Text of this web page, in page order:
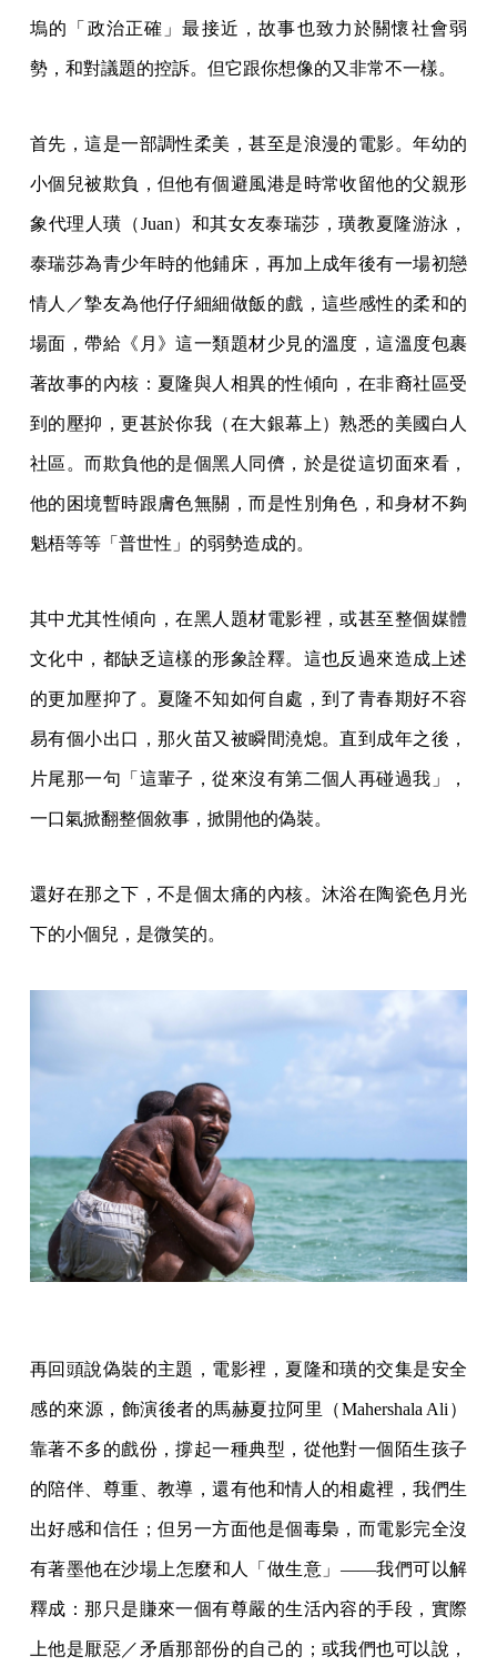
塢的「政治正確」最接近，故事也致力於關懷社會弱
勢，和對議題的控訴。但它跟你想像的又非常不一樣。
首先，這是一部調性柔美，甚至是浪漫的電影。年幼的
小個兒被欺負，但他有個避風港是時常收留他的父親形
象代理人璜（Juan）和其女友泰瑞莎，璜教夏隆游泳，
泰瑞莎為青少年時的他鋪床，再加上成年後有一場初戀
情人／摯友為他仔仔細細做飯的戲，這些感性的柔和的
場面，帶給《月》這一類題材少見的溫度，這溫度包裹
著故事的內核：夏隆與人相異的性傾向，在非裔社區受
到的壓抑，更甚於你我（在大銀幕上）熟悉的美國白人
社區。而欺負他的是個黑人同儕，於是從這切面來看，
他的困境暫時跟膚色無關，而是性別角色，和身材不夠
魁梧等等「普世性」的弱勢造成的。
其中尤其性傾向，在黑人題材電影裡，或甚至整個媒體
文化中，都缺乏這樣的形象詮釋。這也反過來造成上述
的更加壓抑了。夏隆不知如何自處，到了青春期好不容
易有個小出口，那火苗又被瞬間澆熄。直到成年之後，
片尾那一句「這輩子，從來沒有第二個人再碰過我」，
一口氣掀翻整個敘事，掀開他的偽裝。
還好在那之下，不是個太痛的內核。沐浴在陶瓷色月光
下的小個兒，是微笑的。
再回頭說偽裝的主題，電影裡，夏隆和璜的交集是安全
感的來源，飾演後者的馬赫夏拉阿里（Mahershala Ali）
靠著不多的戲份，撐起一種典型，從他對一個陌生孩子
的陪伴、尊重、教導，還有他和情人的相處裡，我們生
出好感和信任；但另一方面他是個毒梟，而電影完全沒
有著墨他在沙場上怎麼和人「做生意」——我們可以解
釋成：那只是賺來一個有尊嚴的生活內容的手段，實際
上他是厭惡／矛盾那部份的自己的；或我們也可以說，